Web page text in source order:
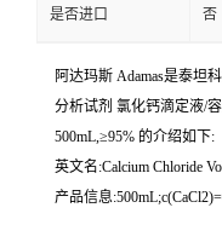
是否进口 否
阿达玛斯 Adamas是泰坦
分析试剂 氯化钙滴定液/
500mL,≥95% 的介绍如下:
英文名:Calcium Chloride
产品信息